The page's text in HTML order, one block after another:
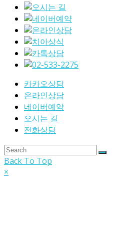
카카오상담
온라인상담
네이버예약
오시는 길
전화상담
Back To Top
×